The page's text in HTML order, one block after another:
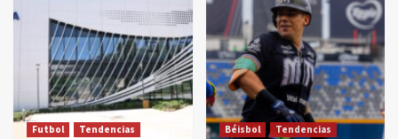
Futbol Tendencias Béisbol Tendencias